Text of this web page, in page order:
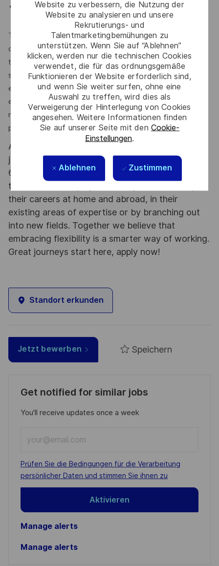
Website zu verbessern, die Nutzung der
Website zu analysieren und unsere
Rekrutierungs- und
Talentmarketingbemühungen zu
unterstützen. Wenn Sie auf “Ablehnen”
klicken, werden nur die technischen Cookies
verwendet, die für das ordnungsgemäße
Funktionieren der Website erforderlich sind,
und wenn Sie weiter surfen, ohne eine
Auswahl zu treffen, wird dies als
Verweigerung der Hinterlegung von Cookies
angesehen. Weitere Informationen finden
Sie auf unserer Seite mit den Cookie-
Einstellungen.
Ablehnen Zustimmen
Oportunidades de desarrollo profesional dentro de
Thales es una empresa que promueve la igualdad de
oportunidades. Todos los candidatos cualificados serán
tenidos en cuenta para el puesto, independientemente de
su raza, color, religión, sexo, nacionalidad, ascendencia,
embarazo, edad, orientación sexual, identidad de género,
estado civil, condición de veterano protegido, afección
médica o discapacidad, o cualquier otra característica
protegida por la ley.
At Thales we provide CAREERS and not only
jobs. With Thales employing 80,000 employees in
68 countries our mobility policy enables
thousands of employees each year to develop
their careers at home and abroad, in their
existing areas of expertise or by branching out
into new fields. Together we believe that
embracing flexibility is a smarter way of working.
Great journeys start here, apply now!
Standort erkunden
Jetzt bewerben Speichern
Get notified for similar jobs
You'll receive updates once a week
Email
address
(Required)
Required
Prüfen Sie die Bedingungen für die Verarbeitung
persönlicher Daten und stimmen Sie ihnen zu
Aktivieren
Manage alerts
Manage alerts